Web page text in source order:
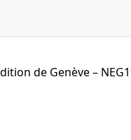
de Genève –